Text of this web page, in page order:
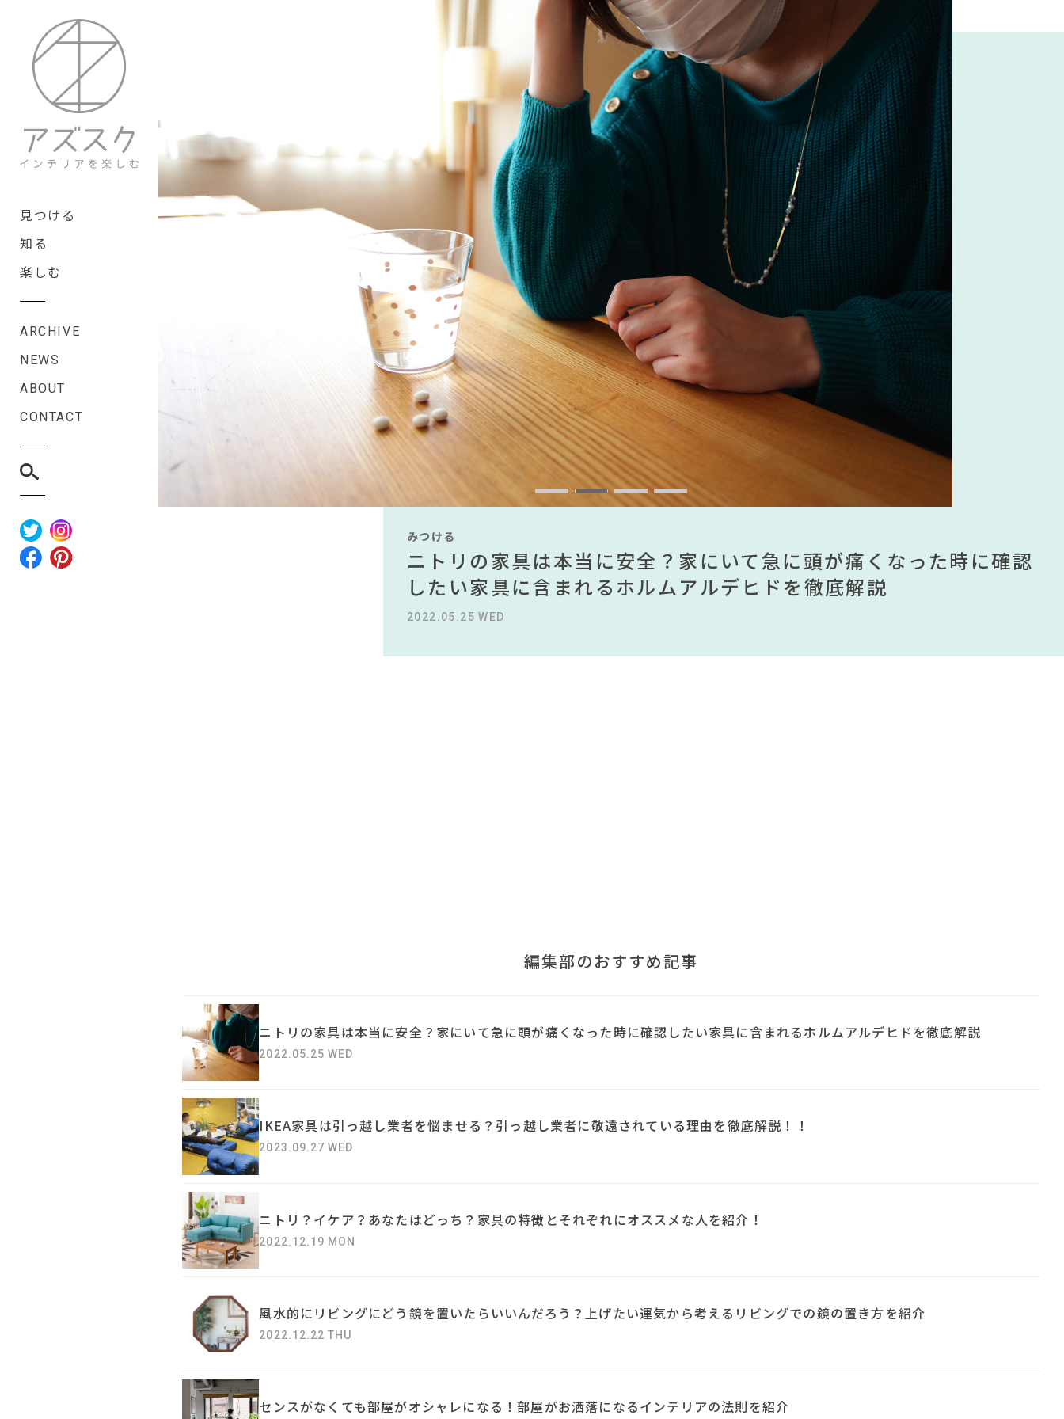
見つける
知る
楽しむ
ARCHIVE
NEWS
ABOUT
CONTACT
TAG LIST
#テレワーク#インテリアの法則#フェリシモ#中村アン #大塚家具
#インテリアコーディネート#良品計画#ヤマソロ#ACTUS #カリモク家具#河淳
#一枚板
#ソファ #石田ゆり子#木図鑑#間宮祥太朗#IDÉE#MoMA #サステナブル#展示会
#おすすめ #家具#2022 秋ドラマ#田中みな実#大川家具 #関家具
#オフィスチェア#テーブル#インテリアスタイリングの法則
#インダストリアルスタイル#IKEA#岸井ゆきの#2022 春ドラマ#ファニタメ
#2022 夏ドラマ #照明#ニトリ#チェア #材木屋のおやじとせがれ #アダル
#タンスのゲン #岡崎製材#コメリ#KEYUCA #DINOS CORPORATION
みつける
無印で有名デザイナーのアイテムが手に入る？無印良品で買える有
名デザイナーがデザインしたインテリアを一挙紹介
2022.10.24 MON
みつける
IKEA家具は引っ越し業者を悩ませる？引っ越し業者に敬遠されてい
る理由を徹底解説！！
2023.09.27 WED
みつける
ニトリの家具は本当に安全？家にいて急に頭が痛くなった時に確認
したい家具に含まれるホルムアルデヒドを徹底解説
2022.05.25 WED
みつける
【部屋をおしゃれにしたい人必見】今話題のインテリアスタイルか
ら定番スタイルまで紹介！おすすめインテリアスタイル18選
2023.09.23 SAT
みつける
無印で有名デザイナーのアイテムが手に入る？無印良品で買える有
名デザイナーがデザインしたインテリアを一挙紹介
2022.10.24 MON
みつける
IKEA家具は引っ越し業者を悩ませる？引っ越し業者に敬遠されてい
る理由を徹底解説！！
2023.09.27 WED
編集部のおすすめ記事
ニトリの家具は本当に安全？家にいて急に頭が痛くなった時に確認したい家具に含まれるホルムアルデヒドを徹底解説
2022.05.25 WED
IKEA家具は引っ越し業者を悩ませる？引っ越し業者に敬遠されている理由を徹底解説！！
2023.09.27 WED
ニトリ？イケア？あなたはどっち？家具の特徴とそれぞれにオススメな人を紹介！
2022.12.19 MON
風水的にリビングにどう鏡を置いたらいいんだろう？上げたい運気から考えるリビングでの鏡の置き方を紹介
2022.12.22 THU
センスがなくても部屋がオシャレになる！部屋がお洒落になるインテリアの法則を紹介